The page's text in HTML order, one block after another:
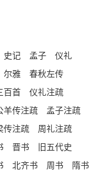
史记 孟子
仪礼
尔雅
春秋左传
百首
仪礼注疏
羊传注疏
孟子注疏
传注疏
周礼注疏
晋书
旧五代史
北齐书 周书 隋书